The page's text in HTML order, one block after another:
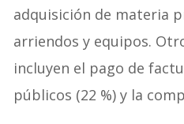
adquisición de materia
arriendos y equipos.
incluyen el pago de
públicos (22 %) y la